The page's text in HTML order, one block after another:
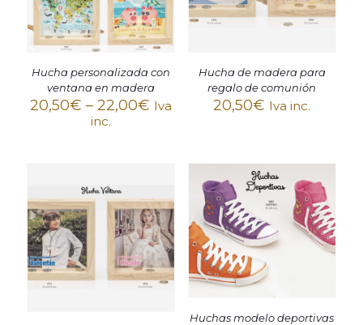
Hucha personalizada con
ventana en madera
20,50€ –22,00€ Iva
inc.
Hucha de madera para
regalo de comunión
20,50€ Iva inc.
Huchas modelo deportivas